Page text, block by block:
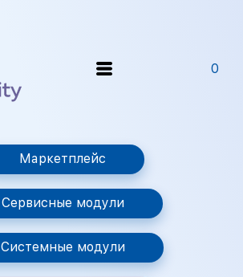
0
Маркетплейс
Сервисные модули
Системные модули